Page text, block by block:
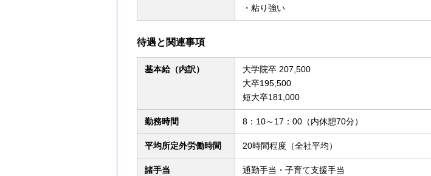
・粘り強い
待遇と関連事項
基本給（内訳）
大学院卒 207,500
大卒195,500
短大卒181,000
勤務時間 8：10～17：00（内休憩70分）
平均所定外労働時間 20時間程度（全社平均）
諸手当 通勤手当・子育て支援手当